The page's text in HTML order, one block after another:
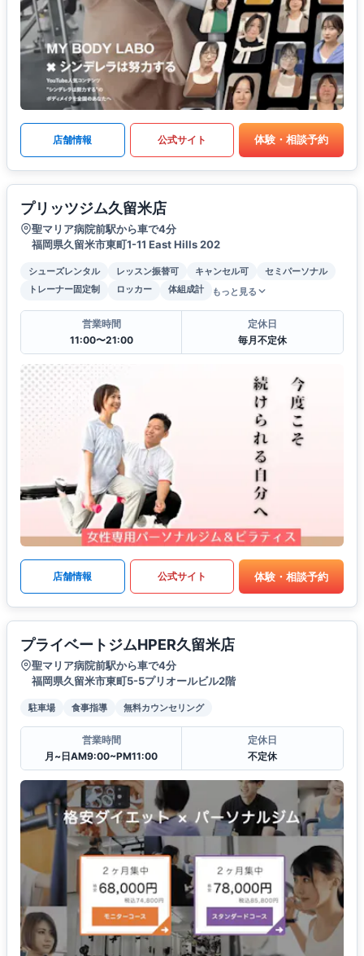
店舗情報 公式サイト 体験・相談予約
プリッツジム久留米店
聖マリア病院前駅から車で4分
福岡県久留米市東町1-11 East Hills 202
シューズレンタル レッスン振替可 キャンセル可
セミパーソナル
トレーナー固定制
ロッカー 体組成計 もっと見る
営業時間
11:00〜21:00
定休日
毎月不定休
店舗情報 公式サイト 体験・相談予約
プライベートジムHPER久留米店
聖マリア病院前駅から車で4分
福岡県久留米市東町5-5プリオールビル2階
駐車場 食事指導 無料カウンセリング
営業時間
月~日AM9:00~PM11:00
定休日
不定休